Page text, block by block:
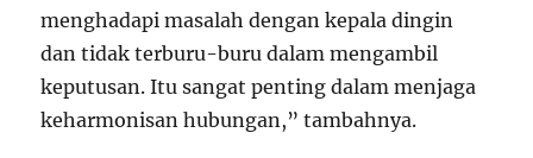
menghadapi masalah dengan kepala dingin
dan tidak terburu-buru dalam mengambil
keputusan. Itu sangat penting dalam menjaga
keharmonisan hubungan,” tambahnya.